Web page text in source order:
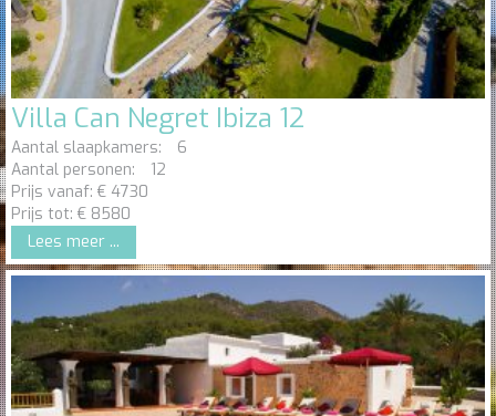
Villa Can Negret Ibiza 12
Aantal slaapkamers:
6
Aantal personen:
12
Prijs vanaf: € 4730
Prijs tot: € 8580
Lees meer ...